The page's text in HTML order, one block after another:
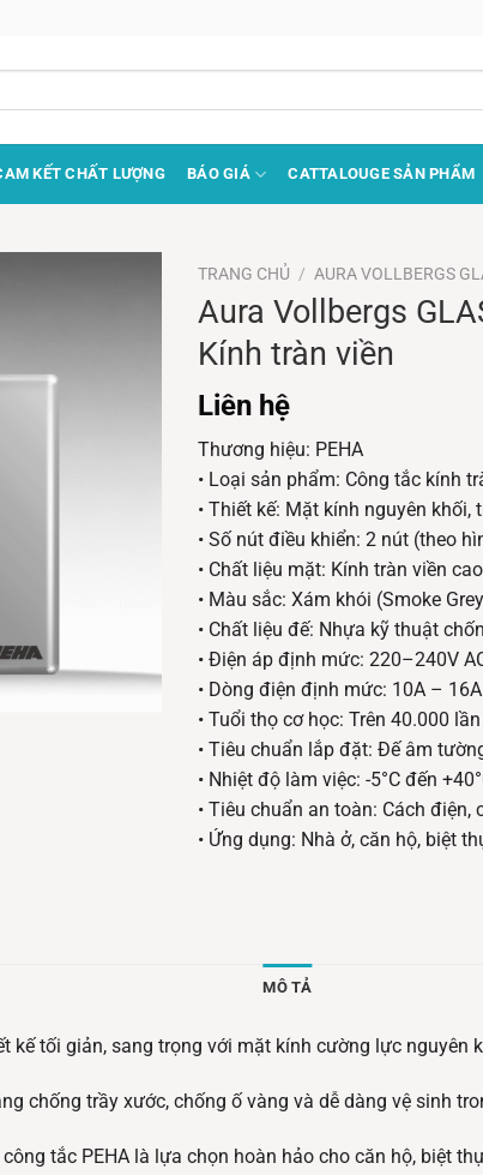
KẾT CHẤT LƯỢNG BÁO GIÁ CATTALOUGE SẢN PHẨM
TRANG CHỦ / AURA VOLLBERGS
Aura Vollbergs
Kính tràn viền
Liên hệ
Thương hiệu: PEHA
• Loại sản phẩm: Công tắc kính
• Thiết kế: Mặt kính nguyên khối,
• Số nút điều khiển: 2 nút (theo
• Chất liệu mặt: Kính tràn viền
• Màu sắc: Xám khói (Smoke
• Chất liệu đế: Nhựa kỹ thuật
• Điện áp định mức: 220–240V
• Dòng điện định mức: 10A –
• Tuổi thọ cơ học: Trên 40.000
• Tiêu chuẩn lắp đặt: Đế âm
• Nhiệt độ làm việc: -5°C đến
• Tiêu chuẩn an toàn: Cách
• Ứng dụng: Nhà ở, căn hộ, biệt
MÔ TẢ
kế tối giản, sang trọng với mặt kính cường lực nguyên
chống trầy xước, chống ố vàng và dễ dàng vệ sinh
tắc PEHA là lựa chọn hoàn hảo cho căn hộ, biệt